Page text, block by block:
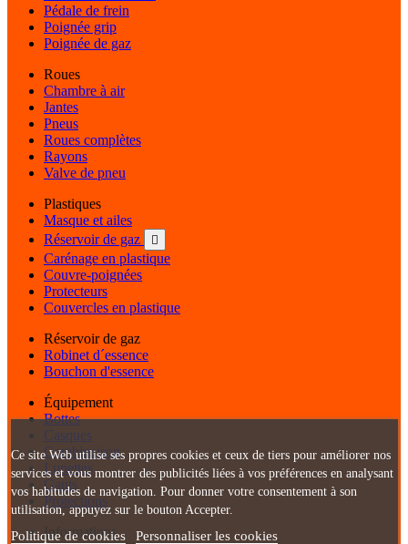
Pédale de frein
Poignée grip
Poignée de gaz
Roues
Chambre à air
Jantes
Pneus
Roues complètes
Rayons
Valve de pneu
Plastiques
Masque et ailes
Réservoir de gaz

Carénage en plastique
Couvre-poignées
Protecteurs
Couvercles en plastique
Réservoir de gaz
Robinet d´essence
Bouchon d'essence
Équipement
Bottes
Casques
Combinaison
Lunettes
Gants
Protections
Informations
Ce site Web utilise ses propres cookies et ceux de tiers pour améliorer nos
services et vous montrer des publicités liées à vos préférences en analysant
vos habitudes de navigation. Pour donner votre consentement à son
utilisation, appuyez sur le bouton Accepter.
Politique de cookies Personnaliser les cookies